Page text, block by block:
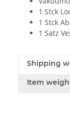
1 Stck
1 Stck
1 Satz
Shipping
Item